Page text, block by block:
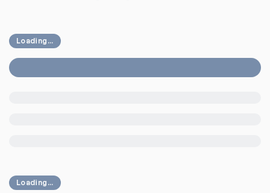
Loading...
Loading...